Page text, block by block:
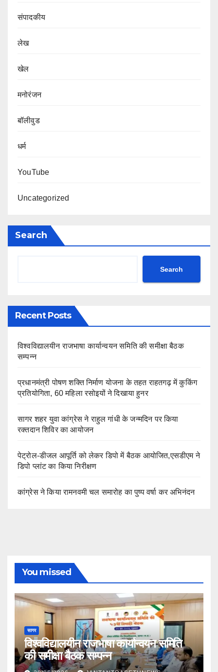
संपादकीय
लेख
खेल
मनोरंजन
बॉलीवुड
धर्म
YouTube
Uncategorized
Search
Search
Recent Posts
विश्वविद्यालयीन राजभाषा कार्यान्वयन समिति की समीक्षा बैठक
सम्पन्न
प्रधानमंत्री पोषण शक्ति निर्माण योजना के तहत राहतगढ़ में कुकिंग
प्रतियोगिता, 60 महिला रसोइयों ने दिखाया हुनर
सागर शहर युवा कांग्रेस ने राहुल गांधी के जन्मदिन पर किया
रक्तदान शिविर का आयोजन
पेट्रोल-डीजल आपूर्ति को लेकर डिपो में बैठक आयोजित,एसडीएम ने
डिपो प्लांट का किया निरीक्षण
कांग्रेस ने किया रामनवमी चल समारोह का पुष्प वर्षा कर अभिनंदन
You missed
सागर
विश्वविद्यालयीन राजभाषा कार्यान्वयन समिति
की समीक्षा बैठक सम्पन्न